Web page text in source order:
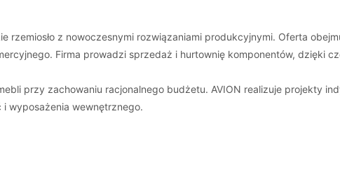
rzemiosło z nowoczesnymi rozwiązaniami produkcyjnymi. Oferta
Firma prowadzi sprzedaż i hurtownię komponentów, dzięki
przy zachowaniu racjonalnego budżetu. AVION realizuje projekty
wyposażenia wewnętrznego.